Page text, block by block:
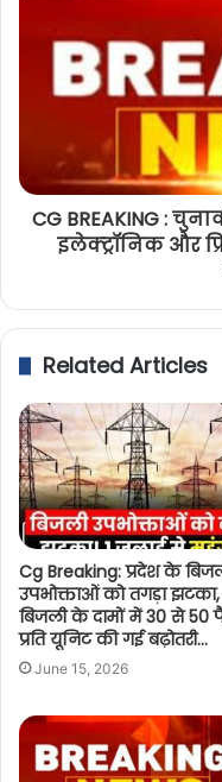
CG BREAKING :
इलेक्ट्रॉनिक और
Related Articles
Cg Breaking: प्रदेश के
उपभोक्ताओं को तगड़ा झटका,
बिजली के दामों में 30 से 50
प्रति यूनिट की गई बढ़ोतरी…
June 15, 2026